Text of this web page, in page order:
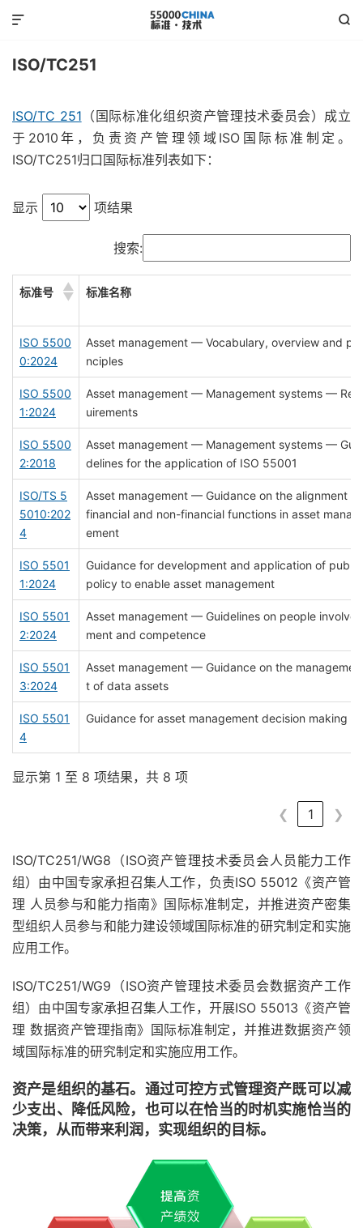


ISO/TC251
ISO/TC 251 （国际标准化组织资产管理技术委员会）成立
于2010年，负责资产管理领域ISO国际标准制定。
ISO/TC251归口国际标准列表如下：
显示 项结果
搜索:
标准号 标准名称
ISO 5500
0:2024
Asset management — Vocabulary, overview and pri
nciples
ISO 5500
1:2024
Asset management — Management systems — Req
uirements
ISO 5500
2:2018
Asset management — Management systems — Gui
delines for the application of ISO 55001
ISO/TS 5
5010:202
4
Asset management — Guidance on the alignment of
financial and non-financial functions in asset manag
ement
ISO 5501
1:2024
Guidance for development and application of public
policy to enable asset management
ISO 5501
2:2024
Asset management — Guidelines on people involve
ment and competence
ISO 5501
3:2024
Asset management — Guidance on the managemen
t of data assets
ISO 5501
4
Guidance for asset management decision making
显示第 1 至 8 项结果，共 8 项
❮ 1 ❯
ISO/TC251/WG8（ISO资产管理技术委员会人员能力工作
组）由中国专家承担召集人工作，负责ISO 55012《资产管
理 人员参与和能力指南》国际标准制定，并推进资产密集
型组织人员参与和能力建设领域国际标准的研究制定和实施
应用工作。
ISO/TC251/WG9（ISO资产管理技术委员会数据资产工作
组）由中国专家承担召集人工作，开展ISO 55013《资产管
理 数据资产管理指南》国际标准制定，并推进数据资产领
域国际标准的研究制定和实施应用工作。
资产是组织的基石。通过可控方式管理资产既可以减
少支出、降低风险，也可以在恰当的时机实施恰当的
决策，从而带来利润，实现组织的目标。